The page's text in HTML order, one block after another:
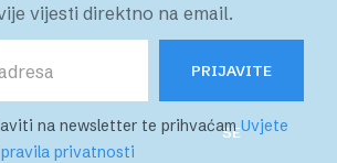
vijesti direktno na email.
PRIJAVITE
SE
na newsletter te prihvaćamUvjete
privatnosti